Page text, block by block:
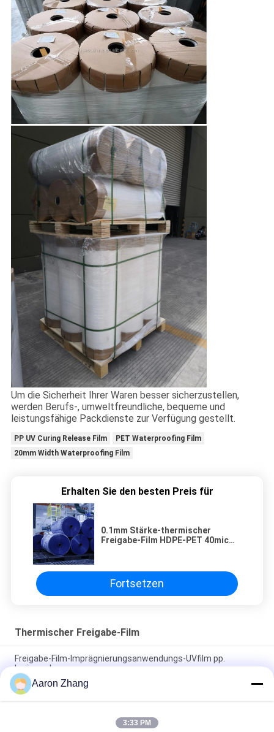
Um die Sicherheit Ihrer Waren besser sicherzustellen,
werden Berufs-, umweltfreundliche, bequeme und
leistungsfähige Packdienste zur Verfügung gestellt.
PP UV Curing Release Film
PET Waterproofing Film
20mm Width Waterproofing Film
Erhalten Sie den besten Preis für
0.1mm Stärke-thermischer
Freigabe-Film HDPE-PET 40mic
Fortsetzen
Thermischer Freigabe-Film
Freigabe-Film-Imprägnierungsanwendungs-UVfilm pp.
kurierender
HAUSTIER kurierender Freigabe-Film-
Imprägnierungsanwendungs-UVfilm
HDPE Thermal curing release film Waterproofing application
Aaron Zhang
3:33 PM